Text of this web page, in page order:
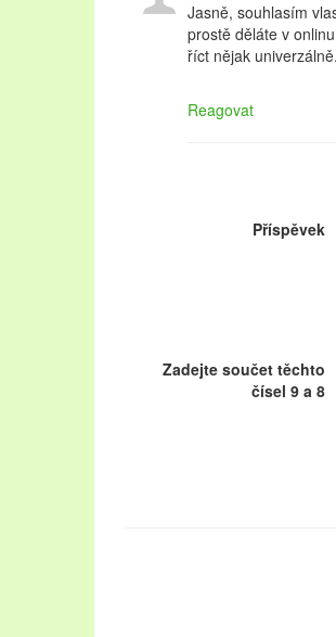
Jasně, souhlasím
prostě děláte v
říct nějak
Reagovat
Příspěvek
Zadejte součet těchto
čísel 9 a 8